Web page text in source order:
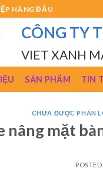
HÀNG ĐẦU
CÔNG TY
VIET XANH
SẢN PHẨM TIN
CHƯA ĐƯỢC PHÂN
nâng mặt